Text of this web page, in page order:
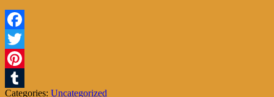
Facebook
Twitter
Pinterest
Categories: Uncategorized